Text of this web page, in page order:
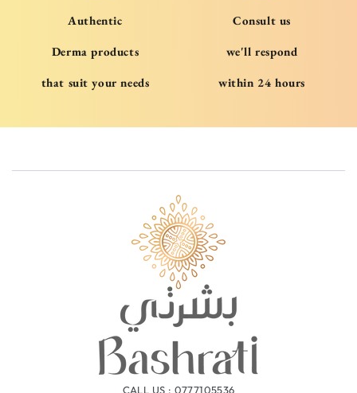
Authentic
Derma products
that suit your needs
Consult us
we'll respond
within 24 hours
CALL US : 0777105536